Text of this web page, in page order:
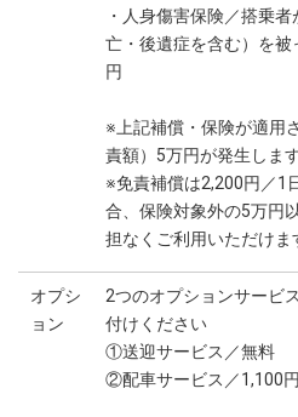
・人身傷害保険／搭乗
亡・後遺症を含む）を
円
※上記補償・保険が適用
責額）5万円が発生します
※免責補償は2,200円／1
合、保険対象外の5万円
担なくご利用いただけま
オプシ
ョン
2つのオプションサービ
付けください
①送迎サービス／無料
②配車サービス／1,100円